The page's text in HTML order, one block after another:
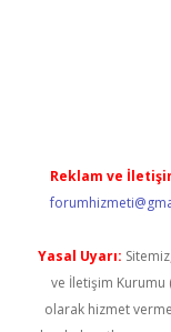
Reklam ve
Yasal Uyarı:
ve İletişim Kurumu
olarak hizmet